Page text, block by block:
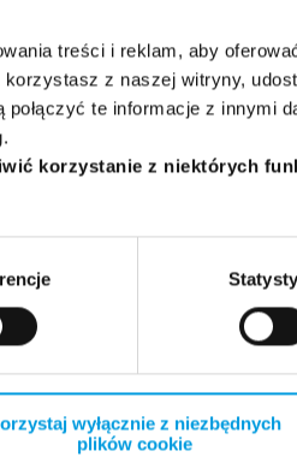
treści i reklam, aby
z naszej witryny,
te informacje z innymi
korzystanie z niektórych
wyłącznie z niezbędnych
plików cookie